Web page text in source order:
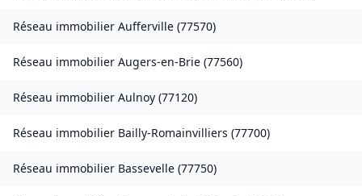
Réseau immobilier Aufferville (77570)
Réseau immobilier Augers-en-Brie (77560)
Réseau immobilier Aulnoy (77120)
Réseau immobilier Bailly-Romainvilliers (77700)
Réseau immobilier Bassevelle (77750)